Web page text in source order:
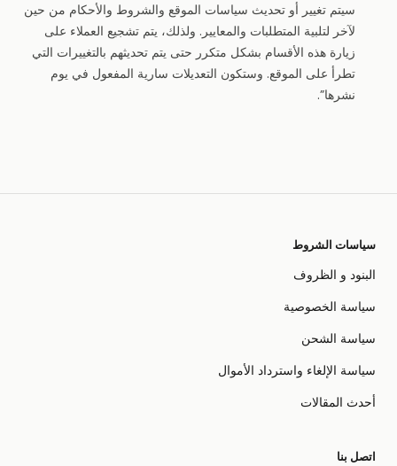
سيتم تغيير أو تحديث سياسات الموقع والشروط والأحكام من حين
لآخر لتلبية المتطلبات والمعايير. ولذلك، يتم تشجيع العملاء على
زيارة هذه الأقسام بشكل متكرر حتى يتم تحديثهم بالتغييرات التي
تطرأ على الموقع. وستكون التعديلات سارية المفعول في يوم
نشرها”.
سياسات الشروط
البنود و الظروف
سياسة الخصوصية
سياسة الشحن
سياسة الإلغاء واسترداد الأموال
أحدث المقالات
اتصل بنا